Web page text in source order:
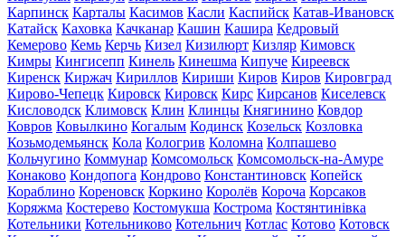
Карпинск Карталы Касимов Касли Каспийск Катав-Ивановск
Катайск Каховка Качканар Кашин Кашира Кедровый
Кемерово Кемь Керчь Кизел Кизилюрт Кизляр Кимовск
Кимры Кингисепп Кинель Кинешма Кипуче Киреевск
Киренск Киржач Кириллов Кириши Киров Киров Кировград
Кирово-Чепецк Кировск Кировск Кирс Кирсанов Киселевск
Кисловодск Климовск Клин Клинцы Княгинино Ковдор
Ковров Ковылкино Когалым Кодинск Козельск Козловка
Козьмодемьянск Кола Кологрив Коломна Колпашево
Кольчугино Коммунар Комсомольск Комсомольск-на-Амуре
Конаково Кондопога Кондрово Константиновск Копейск
Кораблино Кореновск Коркино Королёв Короча Корсаков
Коряжма Костерево Костомукша Кострома Костянтинівка
Котельники Котельниково Котельнич Котлас Котово Котовск